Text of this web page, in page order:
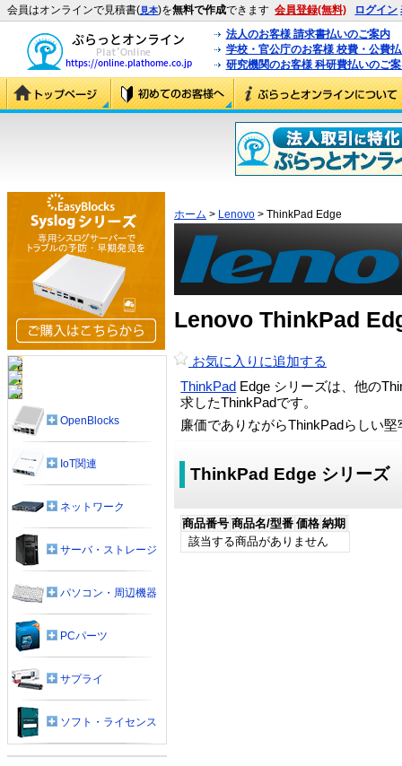
会員はオンラインで見積書(見本)を無料で作成できます 会員登録(無料) ログイン
法人のお客様 請求書払いのご案内
学校・官公庁のお客様 校費・公費
研究機関のお客様 科研費払いのご
ホーム > Lenovo > ThinkPad Edge
Lenovo ThinkPad
お気に入りに追加する
ThinkPad Edge シリーズは、他の
求したThinkPadです。
廉価でありながらThinkPadらしい
ThinkPad Edge シリーズ
商品番号 商品名/型番 価格 納期
該当する商品がありません
OpenBlocks
IoT関連
ネットワーク
サーバ・ストレージ
パソコン・周辺機器
PCパーツ
サプライ
ソフト・ライセンス